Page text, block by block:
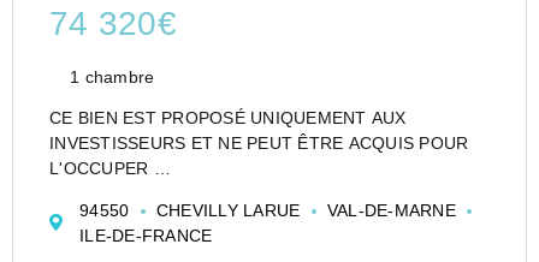
74 320€
1 chambre
CE BIEN EST PROPOSÉ UNIQUEMENT AUX
INVESTISSEURS ET NE PEUT ÊTRE ACQUIS POUR
L'OCCUPER
TOURISME DE TYPE T1 DE 22 M² À CHEVILLY-
LARUE - ADONIS - PARIS SUD APPARTHÔTEL - LE
94550 CHEVILLY LARUE
VAL-DE-MARNE
ILE-DE-FRANCE